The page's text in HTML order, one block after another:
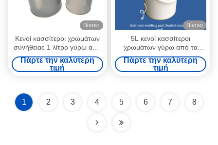
Βίντεο
Κενοί κασσίτεροι χρωμάτων
συνήθειας 1 λίτρο γύρω από
τα αυτοκίνητα δοχεία
χρωμάτων με το σφιχτό
τριπλό καπάκι
Πάρτε την καλύτερη
τιμή
Βίντεο
5L κενοί κασσίτεροι
χρωμάτων γύρω από τα
δοχεία μετάλλων για τη
συσκευασία ISO9001
Πάρτε την καλύτερη
τιμή
1 2 3 4 5 6 7 8